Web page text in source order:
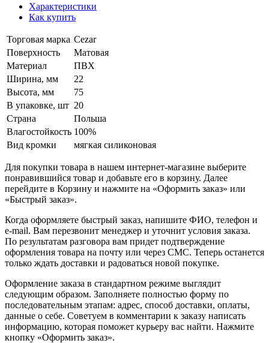
Характеристики
Как купить
Торговая марка Cezar
Поверхность
Матовая
Материал
ПВХ
Ширина, мм
22
Высота, мм
75
В упаковке, шт 20
Страна
Польша
Влагостойкость 100%
Вид кромки
мягкая силиконовая
Для покупки товара в нашем интернет-магазине выберите
понравившийся товар и добавьте его в корзину. Далее
перейдите в Корзину и нажмите на «Оформить заказ» или
«Быстрый заказ».
Когда оформляете быстрый заказ, напишите ФИО, телефон и
e-mail. Вам перезвонит менеджер и уточнит условия заказа.
По результатам разговора вам придет подтверждение
оформления товара на почту или через СМС. Теперь останется
только ждать доставки и радоваться новой покупке.
Оформление заказа в стандартном режиме выглядит
следующим образом. Заполняете полностью форму по
последовательным этапам: адрес, способ доставки, оплаты,
данные о себе. Советуем в комментарии к заказу написать
информацию, которая поможет курьеру вас найти. Нажмите
кнопку «Оформить заказ».